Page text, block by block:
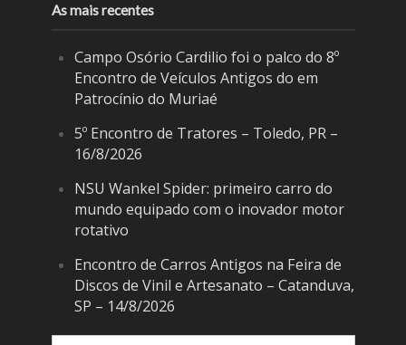
As mais recentes
Campo Osório Cardilio foi o palco do 8º
Encontro de Veículos Antigos do em
Patrocínio do Muriaé
5º Encontro de Tratores – Toledo, PR –
16/8/2026
NSU Wankel Spider: primeiro carro do
mundo equipado com o inovador motor
rotativo
Encontro de Carros Antigos na Feira de
Discos de Vinil e Artesanato – Catanduva,
SP – 14/8/2026